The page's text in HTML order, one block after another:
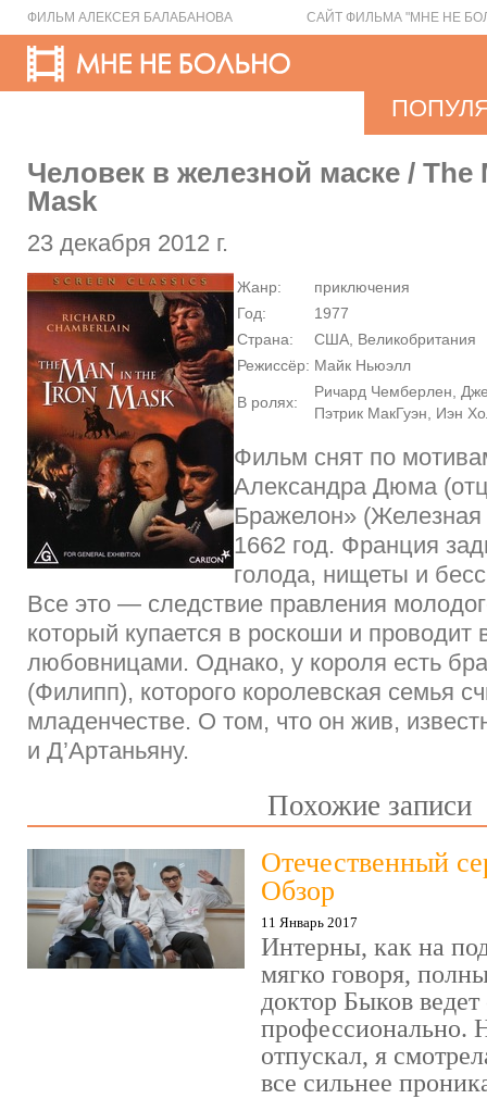
ФИЛЬМ АЛЕКСЕЯ БАЛАБАНОВА САЙТ ФИЛЬМА "МНЕ НЕ
Человек в железной маске / The
Mask
23 декабря 2012 г.
Жанр:
приключения
Год:
1977
Страна:
США, Великобритания
Режиссёр: Майк Ньюэлл
В ролях:
Ричард Чемберлен,
Пэтрик МакГуэн, Иэн
Фильм снят по
Александра Дюма
Бражелон»
1662 год. Франция
голода, нищеты и
Все это — следствие правления
который купается в роскоши и проводит
любовницами. Однако, у короля есть
(Филипп), которого королевская семья
младенчестве. О том, что он жив,
и Д’Артаньяну.
Похожие записи
Отечественный
Обзор
11 Январь 2017
Интерны, как на
мягко говоря,
доктор Быков ведет
профессионально.
отпускал, я
все сильнее